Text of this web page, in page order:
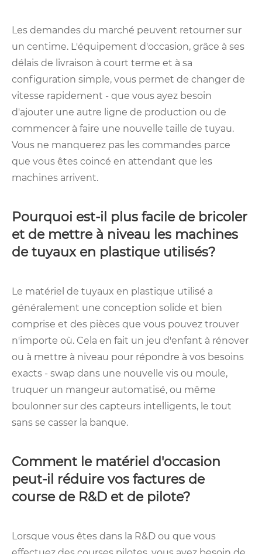
Les demandes du marché peuvent retourner sur
un centime. L'équipement d'occasion, grâce à ses
délais de livraison à court terme et à sa
configuration simple, vous permet de changer de
vitesse rapidement - que vous ayez besoin
d'ajouter une autre ligne de production ou de
commencer à faire une nouvelle taille de tuyau.
Vous ne manquerez pas les commandes parce
que vous êtes coincé en attendant que les
machines arrivent.
Pourquoi est-il plus facile de bricoler
et de mettre à niveau les machines
de tuyaux en plastique utilisés?
Le matériel de tuyaux en plastique utilisé a
généralement une conception solide et bien
comprise et des pièces que vous pouvez trouver
n'importe où. Cela en fait un jeu d'enfant à rénover
ou à mettre à niveau pour répondre à vos besoins
exacts - swap dans une nouvelle vis ou moule,
truquer un mangeur automatisé, ou même
boulonner sur des capteurs intelligents, le tout
sans se casser la banque.
Comment le matériel d'occasion
peut-il réduire vos factures de
course de R&D et de pilote?
Lorsque vous êtes dans la R&D ou que vous